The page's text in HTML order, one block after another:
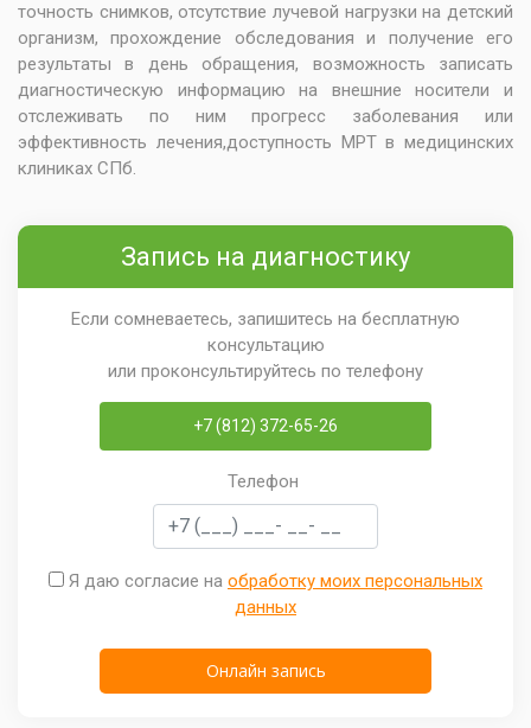
точность снимков, отсутствие лучевой нагрузки на детский
организм, прохождение обследования и получение его
результаты в день обращения, возможность записать
диагностическую информацию на внешние носители и
отслеживать по ним прогресс заболевания или
эффективность лечения,доступность МРТ в медицинских
клиниках СПб.
Запись на диагностику
Если сомневаетесь, запишитесь на бесплатную
консультацию
или проконсультируйтесь по телефону
+7 (812) 372-65-26
Телефон
Я даю согласие на обработку моих персональных
данных